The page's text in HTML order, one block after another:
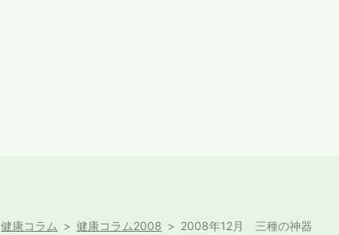
健康コラム 健康コラム2008 2008年12月 三種の神器